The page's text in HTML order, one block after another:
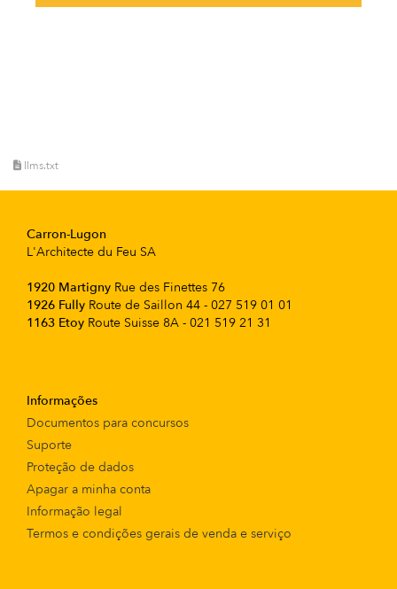
llms.txt
Carron-Lugon
L'Architecte du Feu SA
1920 Martigny Rue des Finettes 76
1926 Fully Route de Saillon 44 - 027 519 01 01
1163 Etoy Route Suisse 8A - 021 519 21 31
Informações
Documentos para concursos
Suporte
Proteção de dados
Apagar a minha conta
Informação legal
Termos e condições gerais de venda e serviço